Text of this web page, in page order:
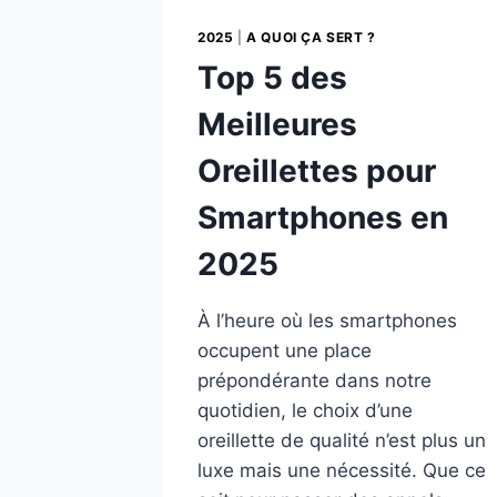
2025 |A QUOI ÇA SERT ?
Top 5 des
Meilleures
Oreillettes pour
Smartphones en
2025
À l’heure où les smartphones
occupent une place
prépondérante dans notre
quotidien, le choix d’une
oreillette de qualité n’est plus un
luxe mais une nécessité. Que ce